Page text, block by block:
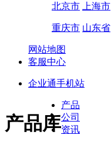
北京市 上海市
重庆市 山东省
网站地图
客服中心
企业通手机站
产品库
产品
公司
资讯